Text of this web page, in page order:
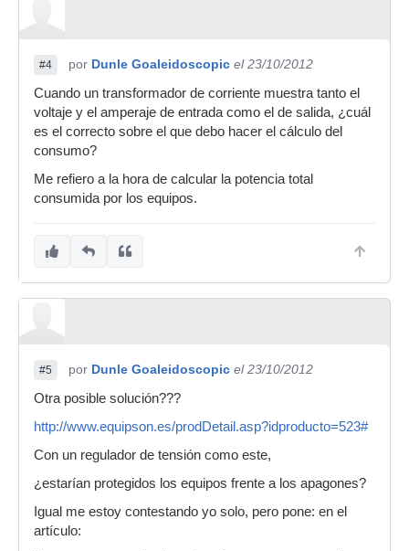
#4 por Dunle Goaleidoscopic el 23/10/2012
Cuando un transformador de corriente muestra tanto el
voltaje y el amperaje de entrada como el de salida, ¿cuál
es el correcto sobre el que debo hacer el cálculo del
consumo?
Me refiero a la hora de calcular la potencia total
consumida por los equipos.
#5 por Dunle Goaleidoscopic el 23/10/2012
Otra posible solución???
http://www.equipson.es/prodDetail.asp?idproducto=523#
Con un regulador de tensión como este,
¿estarían protegidos los equipos frente a los apagones?
Igual me estoy contestando yo solo, pero pone: en el
artículo: